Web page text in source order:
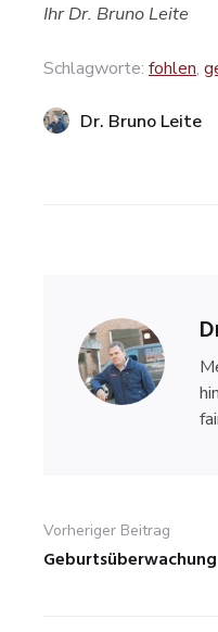
Ihr Dr. Bruno Leite
Schlagworte: fohlen,
Dr. Bruno Leite
Vorheriger Beitrag
Previous
Geburtsüberwachung